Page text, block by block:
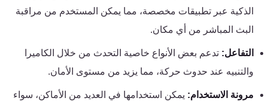
الذكية عبر تطبيقات مخصصة، مما يمكن المستخدم من مراقبة
البث المباشر من أي مكان.
التفاعل: تدعم بعض الأنواع خاصية التحدث من خلال الكاميرا
والتنبيه عند حدوث حركة، مما يزيد من مستوى الأمان.
مرونة الاستخدام: يمكن استخدامها في العديد من الأماكن، سواء
انتركم
سيستم
جهاز